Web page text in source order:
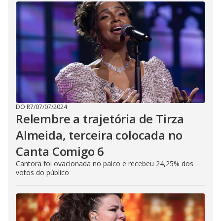
DO R7/07/07/2024
Relembre a trajetória de Tirza
Almeida, terceira colocada no
Canta Comigo 6
Cantora foi ovacionada no palco e recebeu 24,25% dos
votos do público